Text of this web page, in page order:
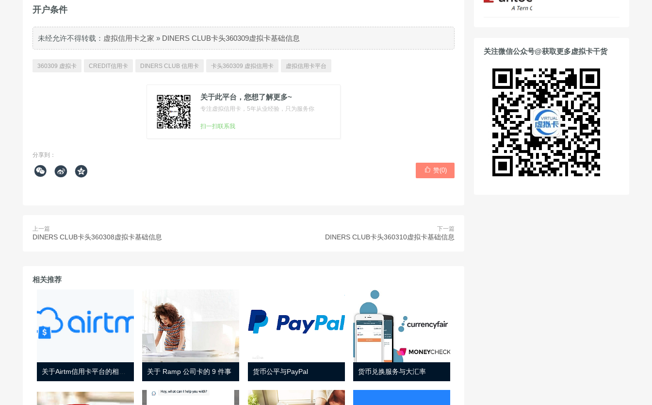
开户条件
未经允许不得转载： 虚拟信用卡之家 » DINERS CLUB卡头360309虚拟卡基础信息
360309 虚拟卡 CREDIT信用卡 DINERS CLUB 信用卡 卡头360309 虚拟信用卡 虚拟信用卡平台
关于此平台，您想了解更多~
专注虚拟信用卡，5年从业经验，只为服务你
扫一扫联系我
分享到：
    赞(0)
上一篇
DINERS CLUB卡头360308虚拟卡基础信息
下一篇
DINERS CLUB卡头360310虚拟卡基础信息
相关推荐
关于 Ramp 公司卡的 9 件事 货币公平与PayPal 货币兑换服务与大汇率
关注微信公众号@获取更多虚拟卡干货